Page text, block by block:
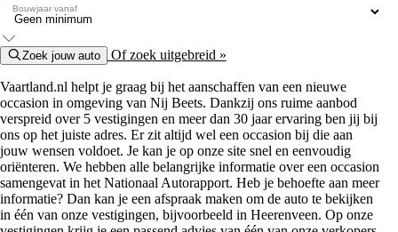
Bouwjaar vanaf
Zoek jouw auto Of zoek uitgebreid »
Vaartland.nl helpt je graag bij het aanschaffen van een nieuwe
occasion in omgeving van Nij Beets. Dankzij ons ruime aanbod
verspreid over 5 vestigingen en meer dan 30 jaar ervaring ben jij bij
ons op het juiste adres. Er zit altijd wel een occasion bij die aan
jouw wensen voldoet. Je kan je op onze site snel en eenvoudig
oriënteren. We hebben alle belangrijke informatie over een occasion
samengevat in het Nationaal Autorapport. Heb je behoefte aan meer
informatie? Dan kan je een afspraak maken om de auto te bekijken
in één van onze vestigingen, bijvoorbeeld in Heerenveen. Op onze